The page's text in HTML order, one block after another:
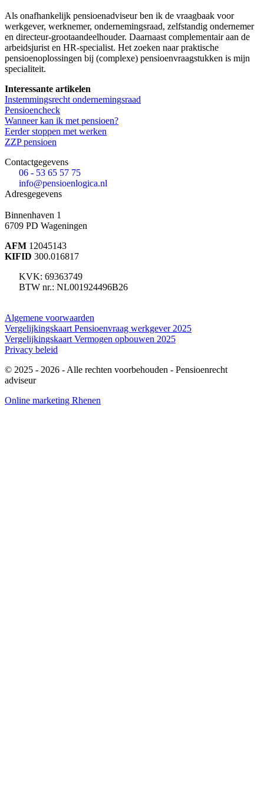
Als onafhankelijk pensioenadviseur ben ik de vraagbaak voor
werkgever, werknemer, ondernemingsraad, zelfstandig ondernemer
en directeur-grootaandeelhouder. Daarnaast complementair aan de
arbeidsjurist en HR-specialist. Het zoeken naar praktische
pensioenoplossingen bij (complexe) pensioenvraagstukken is mijn
specialiteit.
Interessante artikelen
Instemmingsrecht ondernemingsraad
Pensioencheck
Wanneer kan ik met pensioen?
Eerder stoppen met werken
ZZP pensioen
Contactgegevens
06 - 53 65 57 75
info@pensioenlogica.nl
Adresgegevens
Binnenhaven 1
6709 PD Wageningen
AFM 12045143
KIFID 300.016817
KVK: 69363749
BTW nr.: NL001924496B26
Algemene voorwaarden
Vergelijkingskaart Pensioenvraag werkgever 2025
Vergelijkingskaart Vermogen opbouwen 2025
Privacy beleid
© 2025 - 2026 - Alle rechten voorbehouden - Pensioenrecht
adviseur
Online marketing Rhenen